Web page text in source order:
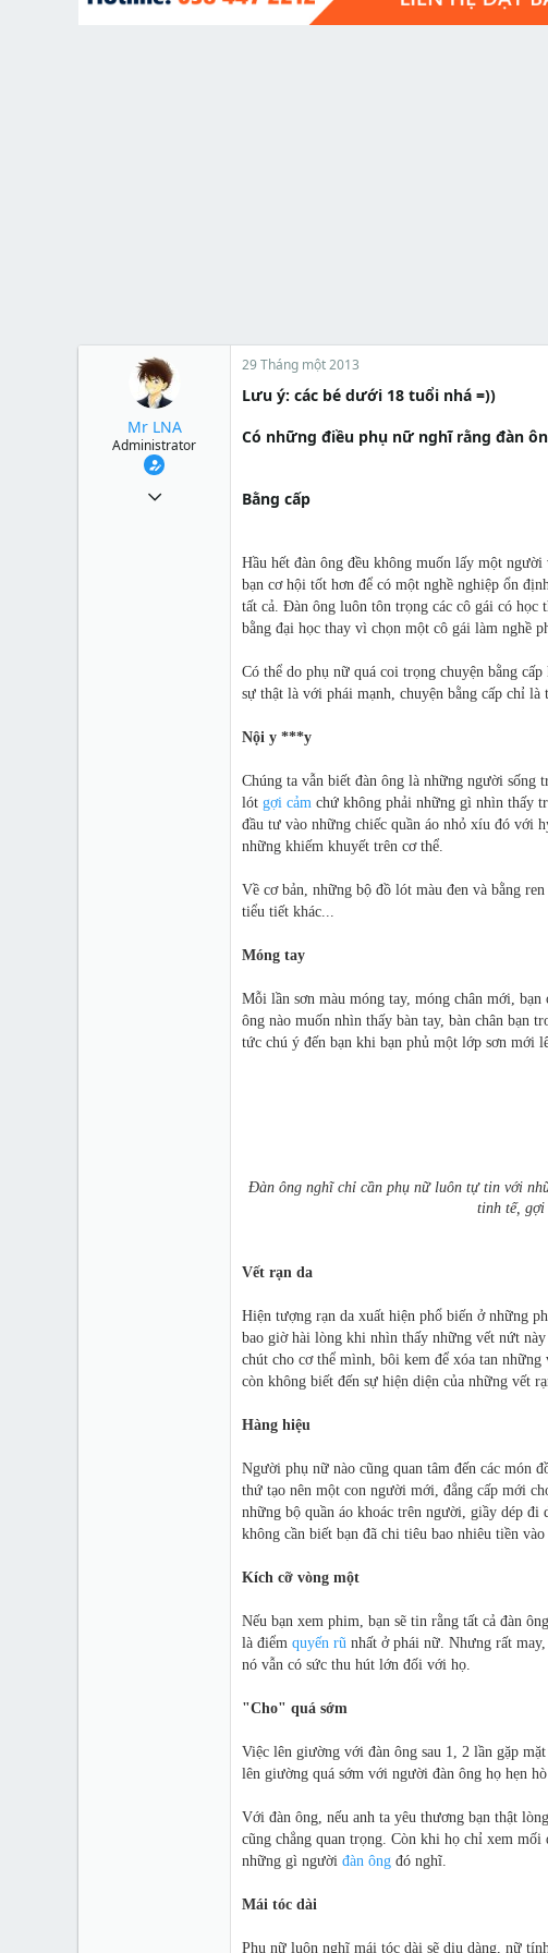
t
Mr LNA
Administrator
29 Tháng một 2013
Lưu ý: các bé dưới 18 tuổi nhá =))
Có những điều phụ nữ nghĩ rằng đàn
Bằng cấp
Hầu hết đàn ông đều không muốn lấy một
bạn cơ hội tốt hơn để có một nghề nghiệp ổn
tất cả. Đàn ông luôn tôn trọng các cô gái có học
bằng đại học thay vì chọn một cô gái làm nghề
Có thể do phụ nữ quá coi trọng chuyện bằng
sự thật là với phái mạnh, chuyện bằng cấp chỉ là
Nội y ***y
Chúng ta vẫn biết đàn ông là những người
lót gợi cảm chứ không phải những gì nhìn thấy
đầu tư vào những chiếc quần áo nhỏ xíu đó
những khiếm khuyết trên cơ thể.
Về cơ bản, những bộ đồ lót màu đen và bằng
tiểu tiết khác...
Móng tay
Mỗi lần sơn màu móng tay, móng chân mới,
ông nào muốn nhìn thấy bàn tay, bàn chân bạn
tức chú ý đến bạn khi bạn phủ một lớp sơn mới
Đàn ông nghĩ chỉ cần phụ nữ luôn tự tin với
tinh tế, gợi
Vết rạn da
Hiện tượng rạn da xuất hiện phổ biến ở những
bao giờ hài lòng khi nhìn thấy những vết nứt
chút cho cơ thể mình, bôi kem để xóa tan
còn không biết đến sự hiện diện của những vết
Hàng hiệu
Người phụ nữ nào cũng quan tâm đến các món
thứ tạo nên một con người mới, đẳng cấp mới
những bộ quần áo khoác trên người, giầy dép
không cần biết bạn đã chi tiêu bao nhiêu tiền
Kích cỡ vòng một
Nếu bạn xem phim, bạn sẽ tin rằng tất cả đàn
là điểm quyến rũ nhất ở phái nữ. Nhưng rất
nó vẫn có sức thu hút lớn đối với họ.
"Cho" quá sớm
Việc lên giường với đàn ông sau 1, 2 lần gặp
lên giường quá sớm với người đàn ông họ hẹn
Với đàn ông, nếu anh ta yêu thương bạn thật
cũng chẳng quan trọng. Còn khi họ chỉ xem mối
những gì người đàn ông đó nghĩ.
Mái tóc dài
Phụ nữ luôn nghĩ mái tóc dài sẽ dịu dàng, nữ